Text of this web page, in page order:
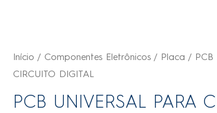
Início / Componentes Eletrônicos / Placa / PCB
CIRCUITO DIGITAL
PCB UNIVERSAL PARA